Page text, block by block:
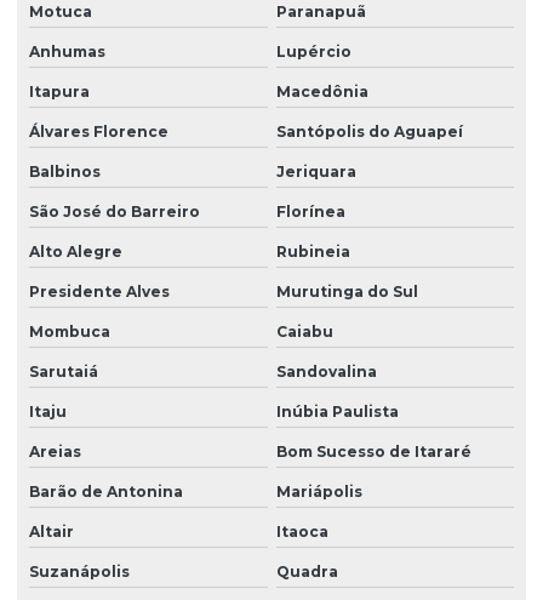
Motuca Paranapuã
Anhumas Lupércio
Itapura Macedônia
Álvares Florence Santópolis do Aguapeí
Balbinos Jeriquara
São José do Barreiro Florínea
Alto Alegre Rubineia
Presidente Alves Murutinga do Sul
Mombuca Caiabu
Sarutaiá Sandovalina
Itaju Inúbia Paulista
Areias Bom Sucesso de Itararé
Barão de Antonina Mariápolis
Altair Itaoca
Suzanápolis Quadra